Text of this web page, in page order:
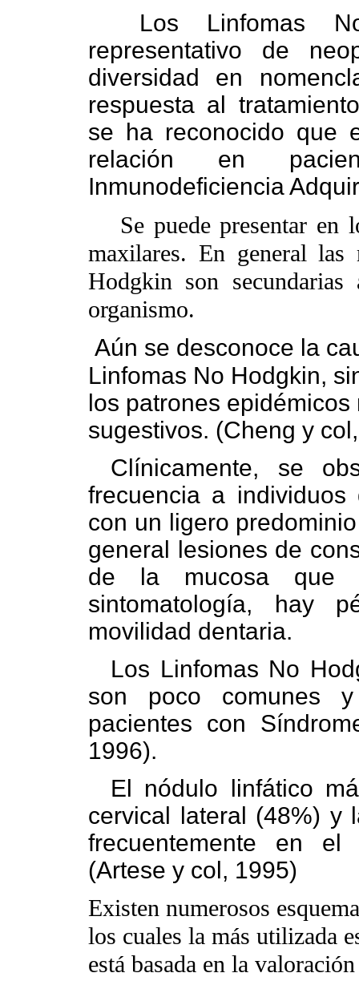
Los Linfomas
representativo de
diversidad en
respuesta al
se ha reconocido que
relación en
Inmunodeficiencia
Se puede presentar
maxilares. En general las
Hodgkin son
organismo.
Aún se desconoce la
Linfomas No Hodgkin,
los patrones
sugestivos. (Cheng y
Clínicamente, se
frecuencia a
con un ligero
general lesiones de
de la mucosa que
sintomatología, hay
movilidad dentaria.
Los Linfomas No
son poco comunes
pacientes con
1996).
El nódulo linfático
cervical lateral (48%) y
frecuentemente en el
(Artese y col, 1995)
Existen numerosos
los cuales la más utilizada
está basada en la